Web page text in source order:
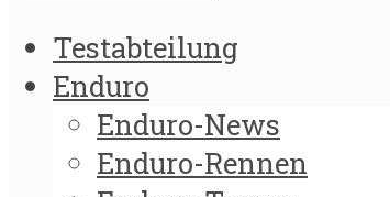
Testabteilung
Enduro
Enduro-News
Enduro-Rennen